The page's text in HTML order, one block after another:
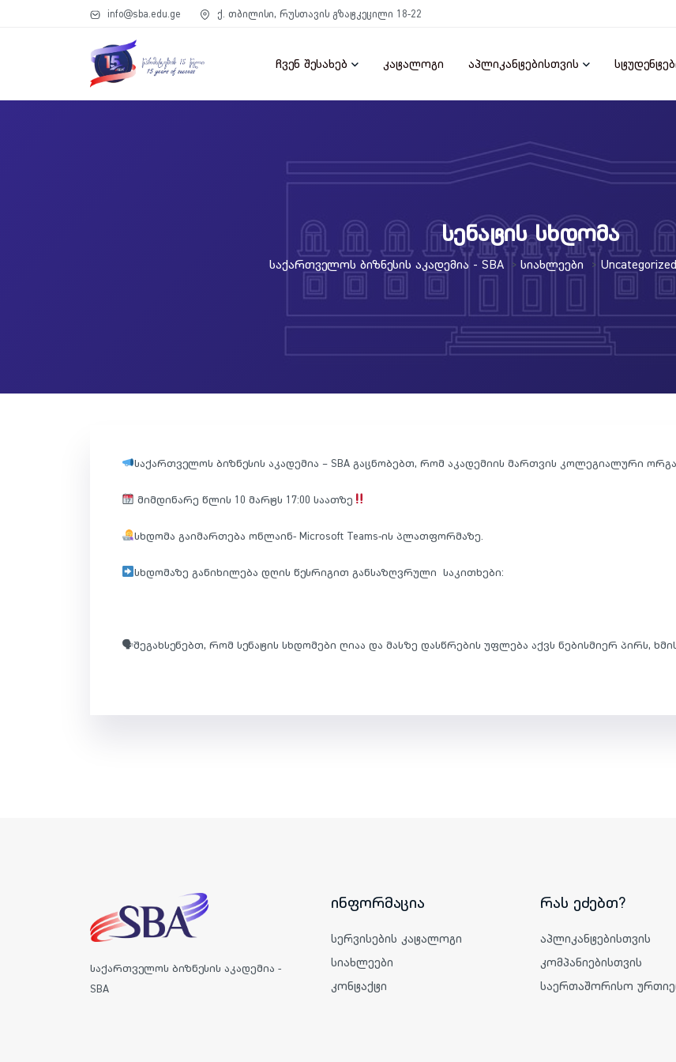
info@sba.edu.ge ქ. თბილისი, რუსთავის გზატკეცილი 18-22
ჩვენ შესახებ კატალოგი აპლიკანტებისთვის
სენატის სხდომა
Საქართველოს Ბიზნესის Აკადემია - SBA > Სიახლეები > Uncategorized
საქართველოს ბიზნესის აკადემია – SBA გაცნობებთ, რომ აკადემიის მართვის კოლეგიალური
მიმდინარე წლის 10 მარტს 17:00 საათზე
სხდომა გაიმართება ონლაინ- Microsoft Teams-ის პლათფორმაზე.
სხდომაზე განიხილება დღის წესრიგით განსაზღვრული საკითხები:
🗣შეგახსენებთ, რომ სენატის სხდომები ღიაა და მასზე დასწრების უფლება აქვს ნებისმიერ პირს,
საქართველოს ბიზნესის აკადემია -
SBA
ინფორმაცია
სერვისების კატალოგი
სიახლეები
კონტაქტი
რას ეძებთ?
აპლიკანტებისთვის
კომპანიებისთვის
საერთაშორისო